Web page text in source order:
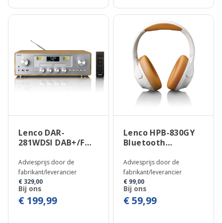
Lenco DAR-
281WDSI DAB+/FM
speler
Adviesprijs door de
fabrikant/leverancier
€ 329,00
Bij ons
€ 199,99
Lenco HPB-830GY
Bluetooth
Adviesprijs door de
fabrikant/leverancier
€ 99,00
Bij ons
€ 59,99